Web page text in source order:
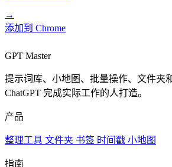
→
添加到 Chrome
GPT Master
提示词库、小地图、批量操作、文件夹
ChatGPT 完成实际工作的人打造。
产品
整理工具 文件夹 书签 时间戳 小地图
指南